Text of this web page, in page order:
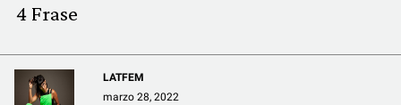
REDACCIÓN ABIERTA
4 Frase
LATFEM
marzo 28, 2022